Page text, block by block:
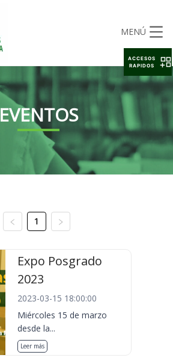
MENÚ
EVENTOS
1
Expo Posgrado
2023
2023-03-15 18:00:00
Miércoles 15 de marzo
desde la...
Leer más
ACCESOS
RAPIDOS